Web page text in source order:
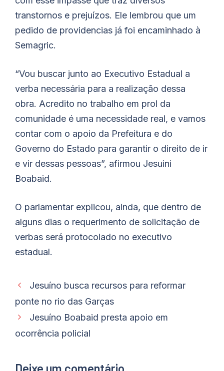
transtornos e prejuízos. Ele lembrou que um
pedido de providencias já foi encaminhado à
Semagric.
“Vou buscar junto ao Executivo Estadual a
verba necessária para a realização dessa
obra. Acredito no trabalho em prol da
comunidade é uma necessidade real, e vamos
contar com o apoio da Prefeitura e do
Governo do Estado para garantir o direito de ir
e vir dessas pessoas”, afirmou Jesuini
Boabaid.
O parlamentar explicou, ainda, que dentro de
alguns dias o requerimento de solicitação de
verbas será protocolado no executivo
estadual.
Jesuíno busca recursos para reformar
ponte no rio das Garças
Jesuíno Boabaid presta apoio em
ocorrência policial
Deixe um comentário